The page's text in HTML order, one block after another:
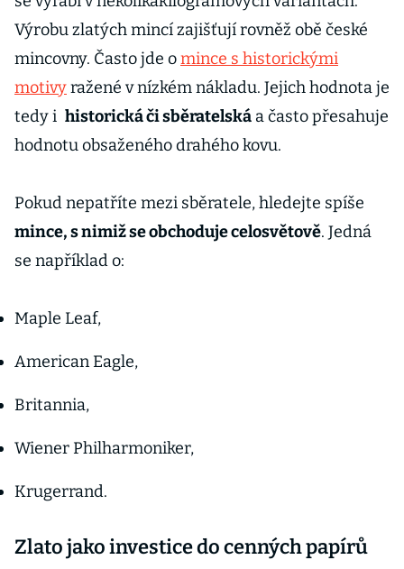
Výrobu zlatých mincí zajišťují rovněž obě české
mincovny. Často jde omince s historickými
motivyražené v nízkém nákladu. Jejich hodnota je
tedy i historická či sběratelskáa často přesahuje
hodnotu obsaženého drahého kovu.
Pokud nepatříte mezi sběratele, hledejte spíše
mince, s nimiž se obchoduje celosvětově. Jedná
se například o:
Maple Leaf,
American Eagle,
Britannia,
Wiener Philharmoniker,
Krugerrand.
Zlato jako investice do cenných papírů